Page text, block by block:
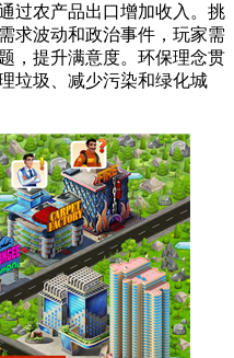
过农产品出口增加收入。挑
求波动和政治事件，玩家需
，提升满意度。环保理念贯
垃圾、减少污染和绿化城